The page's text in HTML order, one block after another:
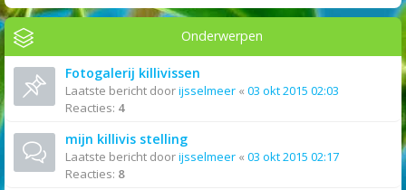
Onderwerpen
Fotogalerij killivissen
Laatste bericht doorijsselmeer « 03 okt 2015 02:03
Reacties: 4
mijn killivis stelling
Laatste bericht doorijsselmeer « 03 okt 2015 02:17
Reacties: 8